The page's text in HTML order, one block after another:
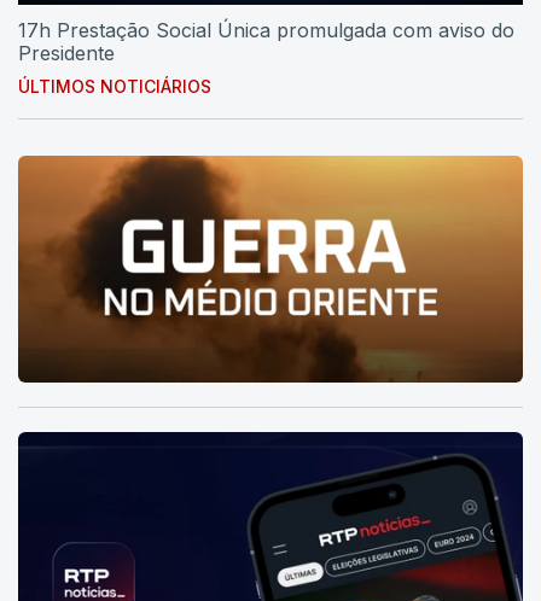
17h Prestação Social Única promulgada com aviso do
Presidente
ÚLTIMOS NOTICIÁRIOS